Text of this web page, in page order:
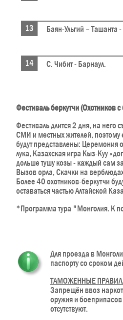
Баян-Ульгий – Ташанта
С. Чибит - Барнаул.
Фестиваль беркутчи (Охотников
Фестиваль длится 2 дня, на него
СМИ и местных жителей,
будут представлены: Церемония
лука, Казахская игра Кыз-Куу
дольше тушу козы - каждый сам
Вызов орла, Скачки на
Более 40 охотников-беркутчи
оставаться частью Алтайской
*Программа тура "Монголия. К
Для проезда в
паспорту со сроком
ТАМОЖЕННЫЕ
Запрещён ввоз
оружия и
отсутствуют.